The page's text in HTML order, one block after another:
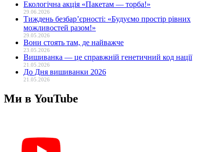
Екологічна акція «Пакетам — торба!»
29.06.2026
Тиждень безбар’єрності: «Будуємо простір рівних
можливостей разом!»
29.05.2026
Вони стоять там, де найважче
23.05.2026
Вишиванка — це справжній генетичний код нації
21.05.2026
До Дня вишиванки 2026
21.05.2026
Ми в YouTube